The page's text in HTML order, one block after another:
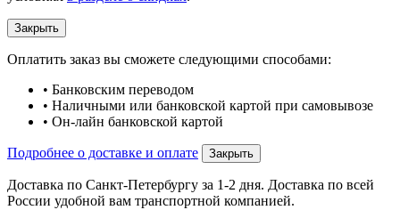
Закрыть
Оплатить заказ вы сможете следующими способами:
• Банковским переводом
• Наличными или банковской картой при самовывозе
• Он-лайн банковской картой
Подробнее о доставке и оплате Закрыть
Доставка по Санкт-Петербургу за 1-2 дня. Доставка по всей
России удобной вам транспортной компанией.